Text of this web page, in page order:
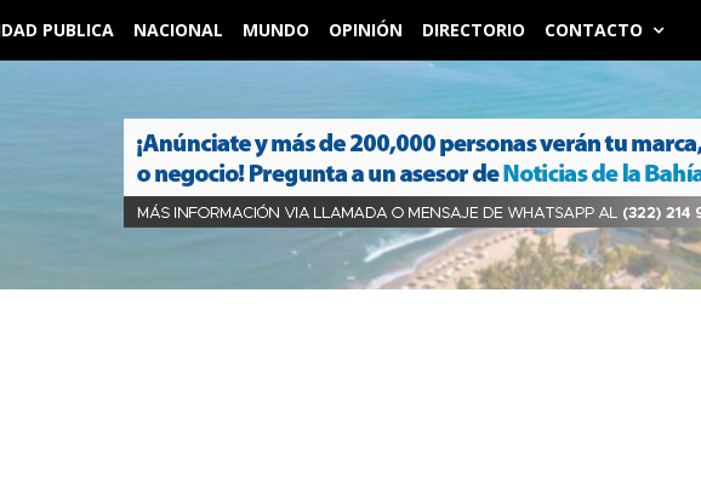
PUBLICA NACIONAL MUNDO OPINIÓN DIRECTORIO CONTACTO